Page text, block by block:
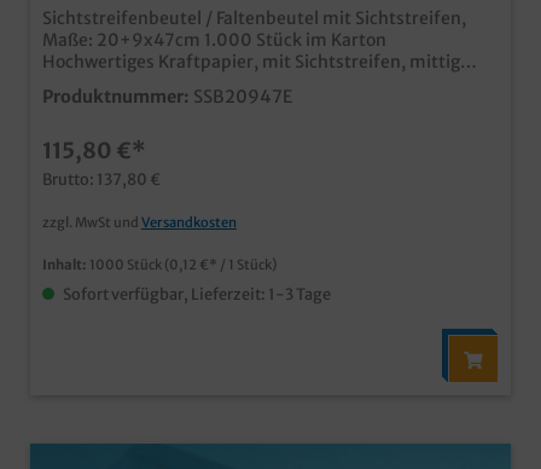
Sichtstreifenbeutel / Faltenbeutel mit Sichtstreifen,
Maße: 20+9x47cm 1.000 Stück im Karton
Hochwertiges Kraftpapier, mit Sichtstreifen, mittig
angeordnet, Ideal für Snack-, Coffee- und Tankshop,
auch im Bäckerbereich verwendbar moderner "Enjoy
Snackverpackungen in unserem Sortiment Qualität
Made in Germany auch individell bedruckbar, schon ab
30.000 Stück
Produktnummer: SSB20947E
115,80 €*
Brutto: 137,80 €
zzgl. MwSt und Versandkosten
Inhalt: 1000 Stück (0,12 €* / 1 Stück)
Sofort verfügbar, Lieferzeit: 1-3 Tage